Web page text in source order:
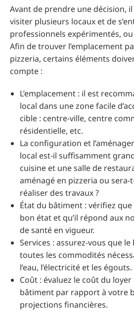
Avant de prendre une décision,
visiter plusieurs locaux et de
professionnels expérimentés, ou
Afin de trouver l’emplacement
pizzeria, certains éléments
compte :
L’emplacement : il est
local dans une zone facile
cible : centre-ville, centre
résidentielle, etc.
La configuration et
local est-il suffisamment
cuisine et une salle de
aménagé en pizzeria ou sera-
réaliser des travaux ?
État du bâtiment : vérifiez
bon état et qu’il répond aux
de santé en vigueur.
Services : assurez-vous que
toutes les commodités
l’eau, l’électricité et les égouts.
Coût : évaluez le coût du loyer
bâtiment par rapport à votre
projections financières.